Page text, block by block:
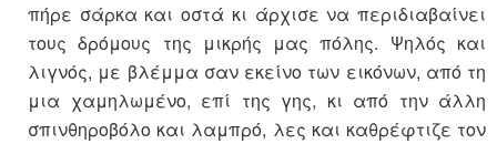
πήρε σάρκα και οστά κι άρχισε να περιδιαβαίνει
τους δρόμους της μικρής μας πόλης. Ψηλός και
λιγνός, με βλέμμα σαν εκείνο των εικόνων, από τη
μια χαμηλωμένο, επί της γης, κι από την άλλη
σπινθηροβόλο και λαμπρό, λες και καθρέφτιζε τον